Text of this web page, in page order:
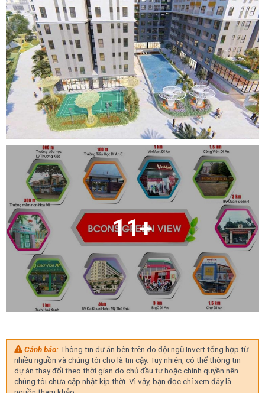
11+
Cảnh báo:Thông tin dự án bên trên do đội ngũ Invert tổng hợp từ
nhiều nguồn và chúng tôi cho là tin cậy. Tuy nhiên, có thể thông tin
dự án thay đổi theo thời gian do chủ đầu tư hoặc chính quyền nên
chúng tôi chưa cập nhật kịp thời. Vì vậy, bạn đọc chỉ xem đây là